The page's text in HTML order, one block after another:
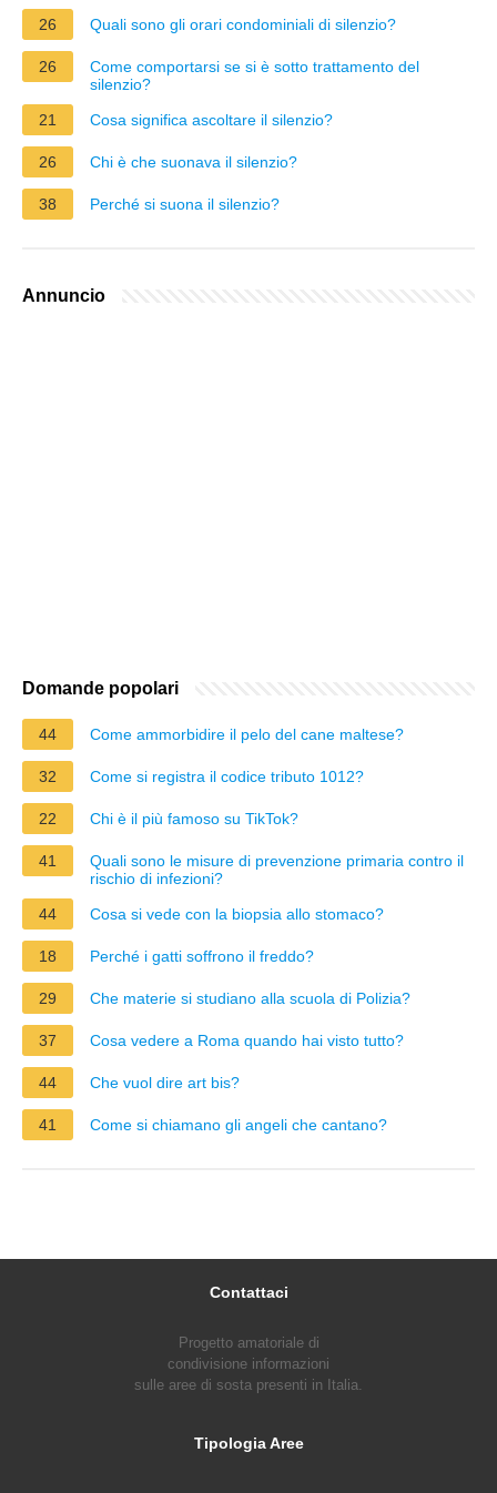
26 Quali sono gli orari condominiali di silenzio?
26
Come comportarsi se si è sotto trattamento del
silenzio?
21
Cosa significa ascoltare il silenzio?
26 Chi è che suonava il silenzio?
38 Perché si suona il silenzio?
Annuncio
Domande popolari
44 Come ammorbidire il pelo del cane maltese?
32 Come si registra il codice tributo 1012?
22 Chi è il più famoso su TikTok?
41
Quali sono le misure di prevenzione primaria contro il
rischio di infezioni?
44
Cosa si vede con la biopsia allo stomaco?
18 Perché i gatti soffrono il freddo?
29 Che materie si studiano alla scuola di Polizia?
37 Cosa vedere a Roma quando hai visto tutto?
44 Che vuol dire art bis?
41 Come si chiamano gli angeli che cantano?
Contattaci
Progetto amatoriale di
condivisione informazioni
sulle aree di sosta presenti in Italia.
Tipologia Aree